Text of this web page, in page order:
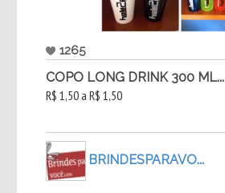
1265
COPO LONG DRINK 300 ML...
R$ 1,50 a R$ 1,50
BRINDESPARAVO...